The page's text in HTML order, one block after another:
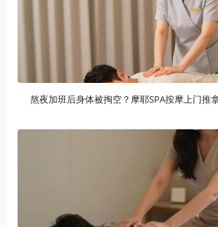
熬夜加班后身体被掏空？摩耶SPA按摩上门推